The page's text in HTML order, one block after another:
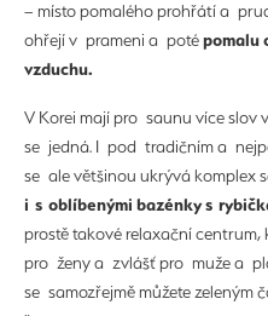
– místo pomalého prohřátí a
ohřejí v prameni a potépomalu
vzduchu.
V Korei mají pro saunu více
se jedná. I pod tradičním a
se ale většinou ukrývá komplex
i s oblíbenými bazénky s
prostě takové relaxační centrum,
pro ženy a zvlášť pro muže a
se samozřejmě můžete